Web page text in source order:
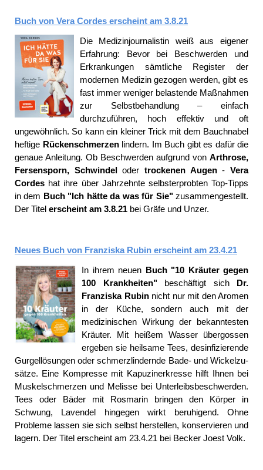
Buch von Vera Cordes erscheint am 3.8.21
Die Medizinjournalistin weiß aus eigener
Erfahrung: Bevor bei Beschwerden und
Erkrankungen sämtliche Register der
modernen Medizin gezogen werden, gibt es
fast immer weniger belastende Maßnahmen
zur Selbstbehandlung – einfach
durchzuführen, hoch effektiv und oft
ungewöhnlich. So kann ein kleiner Trick mit dem Bauchnabel
heftige Rückenschmerzenlindern. Im Buch gibt es dafür die
genaue Anleitung. Ob Beschwerden aufgrund von Arthrose,
Fersensporn, Schwindelodertrockenen Augen-Vera
Cordes hat ihre über Jahrzehnte selbsterprobten Top-Tipps
in dem Buch "Ich hätte da was für Sie"zusammengestellt.
Der Titel erscheint am 3.8.21 bei Gräfe und Unzer.
Neues Buch von Franziska Rubin erscheint am 23.4.21
In ihrem neuen Buch "10 Kräuter gegen
100 Krankheiten"beschäftigt sich Dr.
Franziska Rubinnicht nur mit den Aromen
in der Küche, sondern auch mit der
medizinischen Wirkung der bekanntesten
Kräuter. Mit heißem Wasser übergossen
ergeben sie heilsame Tees, desinfizierende
Gurgellösungen oder schmerzlindernde Bade- und Wickelzu­
sätze. Eine Kompresse mit Kapuzinerkresse hilft Ihnen bei
Muskelschmerzen und Melisse bei Unterleibsbeschwerden.
Tees oder Bäder mit Rosmarin bringen den Körper in
Schwung, Lavendel hingegen wirkt beruhigend. Ohne
Probleme lassen sie sich selbst herstellen, konservieren und
lagern. Der Titel erscheint am 23.4.21 bei Becker Joest Volk.